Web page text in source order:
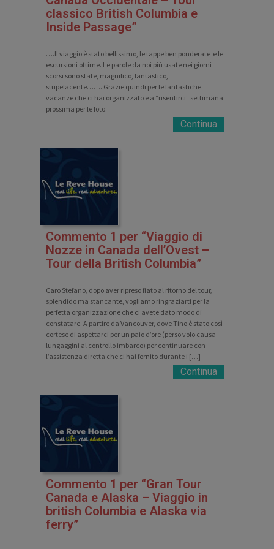
classico British Columbia e
Inside Passage”
….Il viaggio è stato bellissimo, le tappe ben ponderate e le
escursioni ottime. Le parole da noi più usate nei giorni
scorsi sono state, magnifico, fantastico,
stupefacente……. Grazie quindi per le fantastiche
vacanze che ci hai organizzato e a “risentirci” settimana
prossima per le foto.
Continua
Commento 1 per “Viaggio di
Nozze in Canada dell’Ovest –
Tour della British Columbia”
Caro Stefano, dopo aver ripreso fiato al ritorno del tour,
splendido ma stancante, vogliamo ringraziarti per la
perfetta organizzazione che ci avete dato modo di
constatare. A partire da Vancouver, dove Tino è stato così
cortese di aspettarci per un paio d’ore (perso volo causa
lungaggini al controllo imbarco) per continuare con
l’assistenza diretta che ci hai fornito durante i […]
Continua
Commento 1 per “Gran Tour
Canada e Alaska – Viaggio in
british Columbia e Alaska via
ferry”